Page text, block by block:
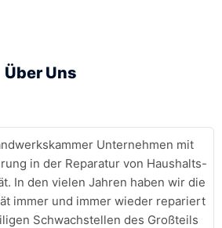
Über Uns
Unternehmen mit
in der Reparatur von Haushalts-
In den vielen Jahren haben wir die
immer und immer wieder repariert
Schwachstellen des Großteils